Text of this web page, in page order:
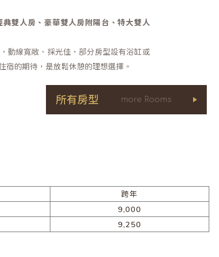
典雙人房、豪華雙人房附陽台、特大雙人
動線寬敞、採光佳，部分房型設有浴缸或
宿的期待，是放鬆休憩的理想選擇。
所有房型 more Rooms
跨年
9,000
9,250